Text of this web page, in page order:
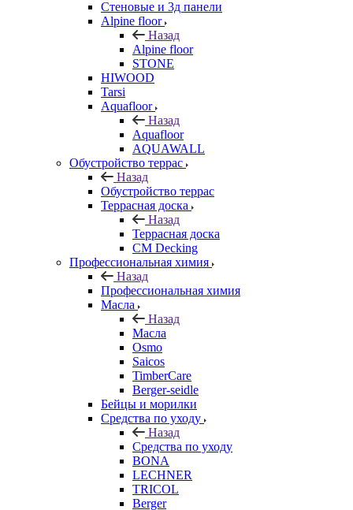
Стеновые и 3д панели
Alpine floor
Назад
Alpine floor
STONE
HIWOOD
Tarsi
Aquafloor
Назад
Aquafloor
AQUAWALL
Обустройство террас
Назад
Обустройство террас
Террасная доска
Назад
Террасная доска
CM Decking
Профессиональная химия
Назад
Профессиональная химия
Масла
Назад
Масла
Osmo
Saicos
TimberCare
Berger-seidle
Бейцы и морилки
Средства по уходу
Назад
Средства по уходу
BONA
LECHNER
TRICOL
Berger